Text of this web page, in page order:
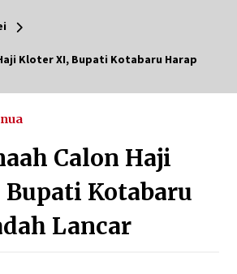
Masa Depan Lebih Hijau
Kunker ke Pemkab Gunung Kidul
5, 2026
Putusan PN, Kejari Kotabaru Setor
400 Juta dari Kasus Tambang Ilegal
5, 2026
Forum Komunikasi dan Kemitraan BPJS,
Kloter XI, Bupati Kotabaru Harap
Calon Haji
Kotabaru
Lancar